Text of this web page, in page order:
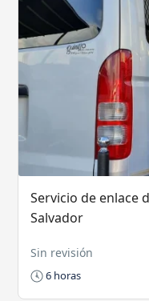
Servicio de enlace
Salvador
Sin revisión
6 horas